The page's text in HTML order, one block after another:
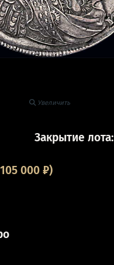
Увеличить
Закрытие лота:
000 ₽)